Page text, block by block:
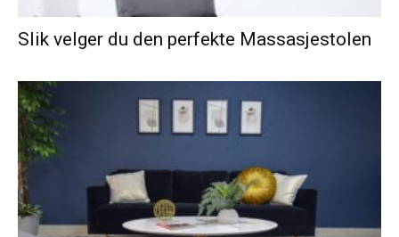
Slik velger du den perfekte Massasjestolen